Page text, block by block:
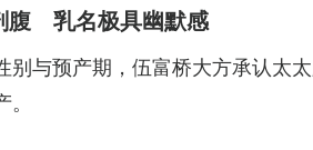
腹 乳名极具幽默感
别与预产期，伍富桥大方承认太